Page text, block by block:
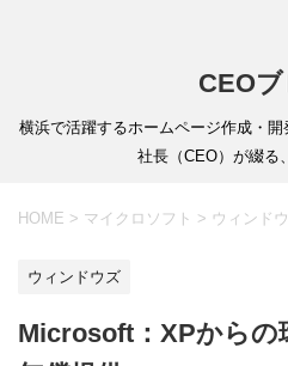
CEO
横浜で活躍するホームページ作成・
社長（CEO）が綴る
HOME > マイクロソフト > ウィンド
ウィンドウズ
Microsoft：XPからの